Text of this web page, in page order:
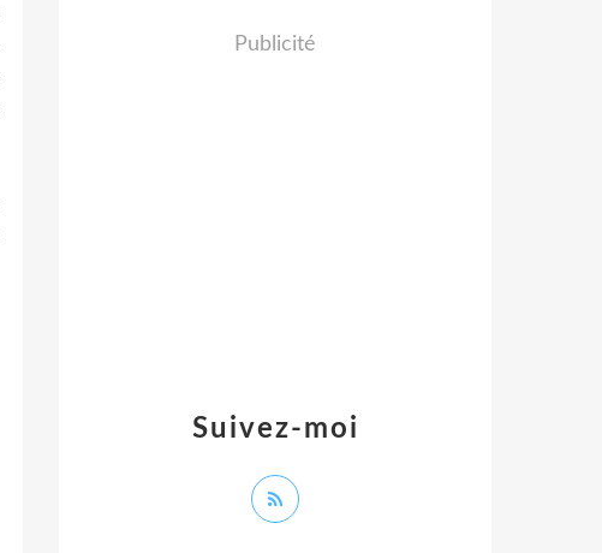
Suivez-moi
Publicité